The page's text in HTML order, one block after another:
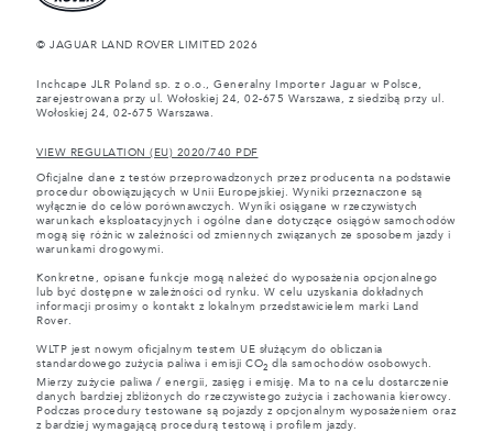
© JAGUAR LAND ROVER LIMITED 2026
Inchcape JLR Poland sp. z o.o., Generalny Importer Jaguar w Polsce,
zarejestrowana przy ul. Wołoskiej 24, 02-675 Warszawa, z siedzibą przy ul.
Wołoskiej 24, 02-675 Warszawa.
VIEW REGULATION (EU) 2020/740 PDF
Oficjalne dane z testów przeprowadzonych przez producenta na podstawie
procedur obowiązujących w Unii Europejskiej. Wyniki przeznaczone są
wyłącznie do celów porównawczych. Wyniki osiągane w rzeczywistych
warunkach eksploatacyjnych i ogólne dane dotyczące osiągów samochodów
mogą się różnic w zależności od zmiennych związanych ze sposobem jazdy i
warunkami drogowymi.
Konkretne, opisane funkcje mogą należeć do wyposażenia opcjonalnego
lub być dostępne w zależności od rynku. W celu uzyskania dokładnych
informacji prosimy o kontakt z lokalnym przedstawicielem marki Land
Rover.
WLTP jest nowym oficjalnym testem UE służącym do obliczania
standardowego zużycia paliwa i emisji CO2 dla samochodów osobowych.
Mierzy zużycie paliwa / energii, zasięg i emisję. Ma to na celu dostarczenie
danych bardziej zbliżonych do rzeczywistego zużycia i zachowania kierowcy.
Podczas procedury testowane są pojazdy z opcjonalnym wyposażeniem oraz
z bardziej wymagającą procedurą testową i profilem jazdy.